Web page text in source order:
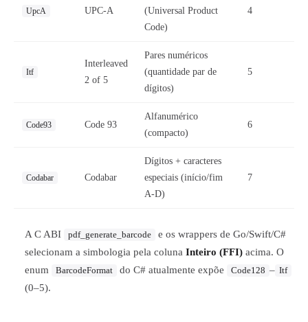
UpcA UPC-A
(Universal Product
Code)
4
Itf
Interleaved
2 of 5
Pares numéricos
(quantidade par de
dígitos)
5
Code93 Code 93
Alfanumérico
(compacto)
6
Codabar Codabar
Dígitos + caracteres
especiais (início/fim
A-D)
7
A C ABI pdf_generate_barcode
e os wrappers de Go/Swift/C#
selecionam a simbologia pela coluna Inteiro (FFI) acima. O
enum
BarcodeFormat do C# atualmente expõe Code128 – Itf
(0–5).